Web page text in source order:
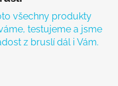
všechny produkty
testujeme a jsme
z bruslí dál i Vám.